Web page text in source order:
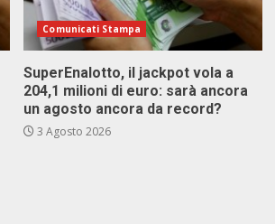
Comunicati Stampa
SuperEnalotto, il jackpot vola a
204,1 milioni di euro: sarà ancora
un agosto ancora da record?
3 Agosto 2026